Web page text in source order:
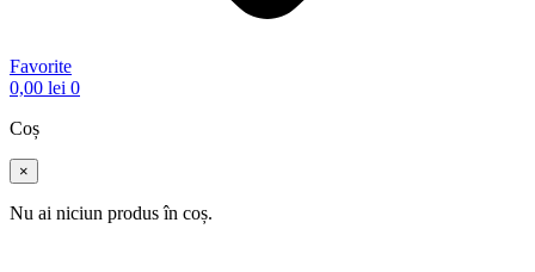
Favorite
0,00 lei 0
Coș
×
Nu ai niciun produs în coș.